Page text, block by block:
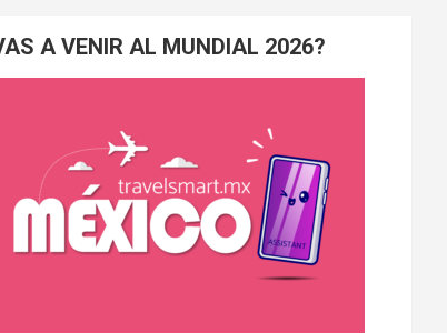
A VENIR AL MUNDIAL 2026?